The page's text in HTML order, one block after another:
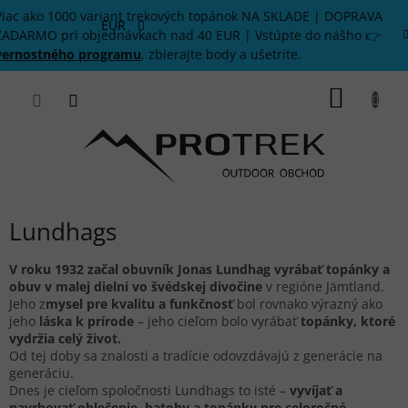
Prejsť
na
obsah
ako 1000 variant trekových topánok NA SKLADE | DOPRAVA
pri objednávkach nad 40 EUR | Vstúpte do nášho 👉
programu, zbierajte body a ušetrite.
EUR
Lundhags
V roku 1932 začal obuvník Jonas Lundhag vyrábať topánky a
obuv v malej dielni vo švédskej divočine v regióne Jämtland.
Jeho zmysel pre kvalitu a funkčnosťbol rovnako výrazný ako
jeho láska k prírode – jeho cieľom bolo vyrábaťtopánky, ktoré
vydržia celý život.
Od tej doby sa znalosti a tradície odovzdávajú z generácie na
generáciu.
Dnes je cieľom spoločnosti Lundhags to isté – vyvíjať a